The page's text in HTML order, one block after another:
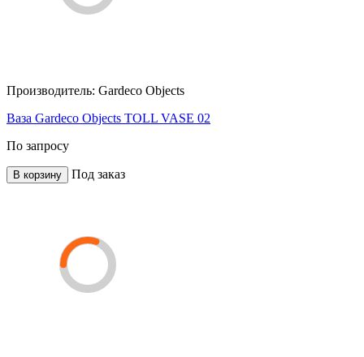
Производитель: Gardeco Objects
Ваза Gardeco Objects TOLL VASE 02
По запросу
В корзину Под заказ